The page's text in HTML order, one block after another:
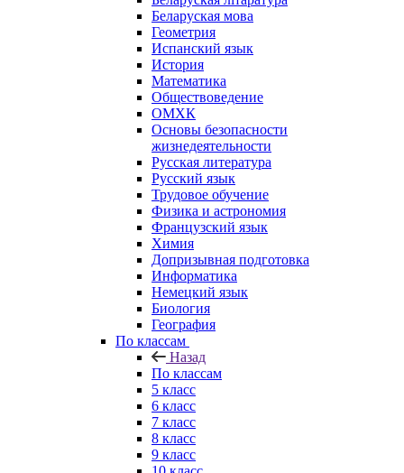
Беларуская мова
Геометрия
Испанский язык
История
Математика
Обществоведение
ОМХК
Основы безопасности
жизнедеятельности
Русская литература
Русский язык
Трудовое обучение
Физика и астрономия
Французский язык
Химия
Допризывная подготовка
Информатика
Немецкий язык
Биология
География
По классам
Назад
По классам
5 класс
6 класс
7 класс
8 класс
9 класс